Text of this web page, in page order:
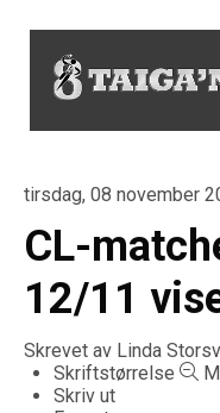
tirsdag, 08 november
CL-
12/11
Skrevet av Linda
Skriftstørrelse
Skriv ut